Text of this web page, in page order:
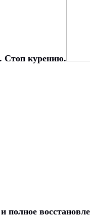
Стоп курению.
полное